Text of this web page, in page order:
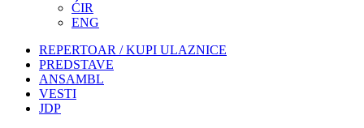
ĆIR
ENG
REPERTOAR / KUPI ULAZNICE
PREDSTAVE
ANSAMBL
VESTI
JDP